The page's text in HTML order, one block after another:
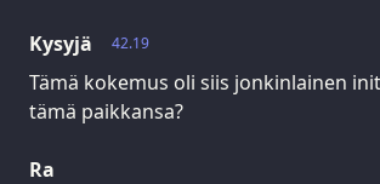
42.19
Kysyjä
Tämä kokemus oli siis jonkinlainen
tämä paikkansa?
Ra